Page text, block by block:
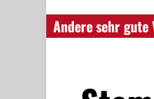
Andere sehr gute